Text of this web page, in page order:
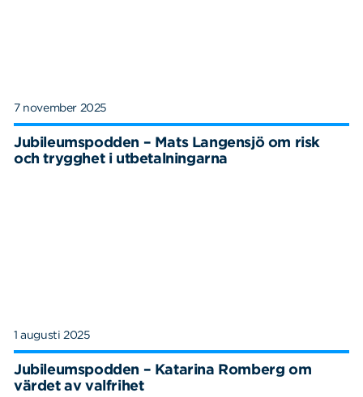
7 november 2025
Jubileumspodden – Mats Langensjö om risk
och trygghet i utbetalningarna
1 augusti 2025
Jubileumspodden – Katarina Romberg om
värdet av valfrihet